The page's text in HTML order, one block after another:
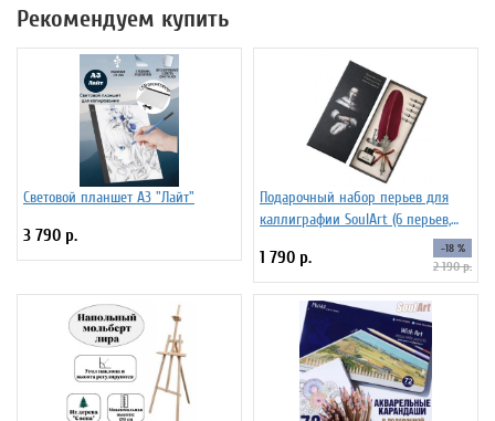
Рекомендуем купить
Световой планшет А3 "Лайт"
3 790 р.
Подарочный набор перьев для
каллиграфии SoulArt (6 перьев,
1 790 р. -18 %
2 190 р.